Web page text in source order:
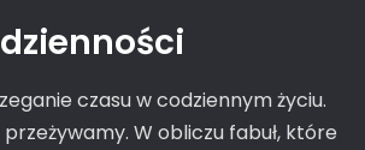
czasu w codziennym życiu.
W obliczu fabuł, które